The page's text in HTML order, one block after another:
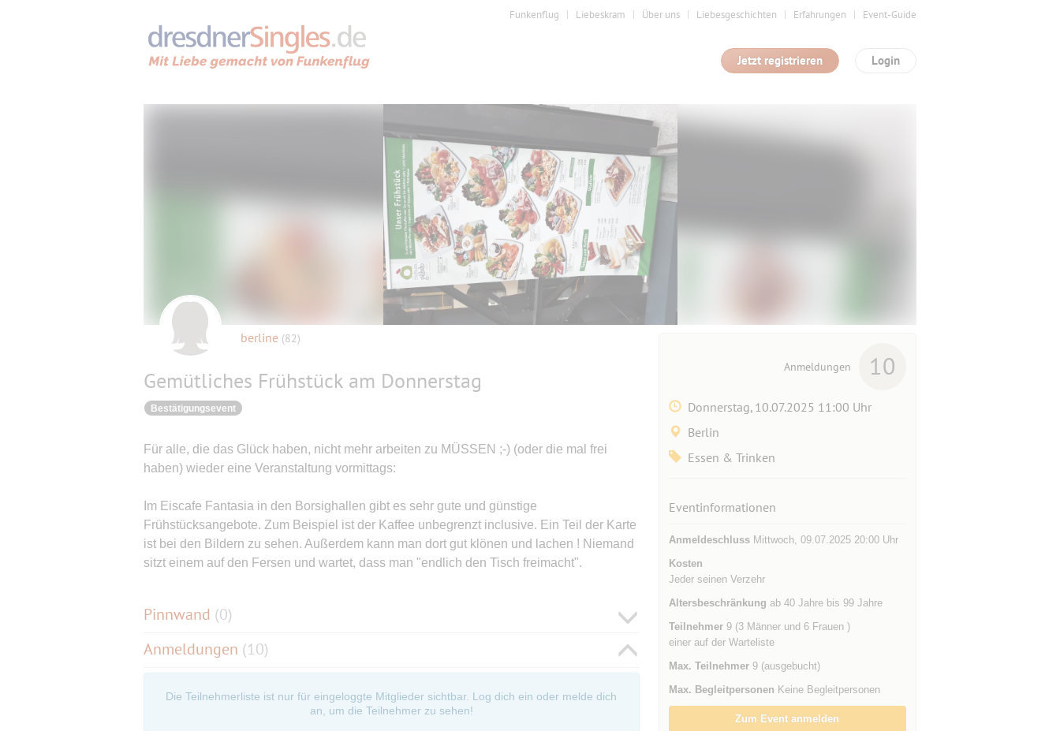
Funkenflug Liebeskram Über uns Liebesgeschichten Erfahrungen Event-Guide
Login
Jetzt registrieren
berline (82)
Gemütliches Frühstück am Donnerstag
Bestätigungsevent
Für alle, die das Glück haben, nicht mehr arbeiten zu MÜSSEN ;-) (oder die mal frei
haben) wieder eine Veranstaltung vormittags:
Im Eiscafe Fantasia in den Borsighallen gibt es sehr gute und günstige
Frühstücksangebote. Zum Beispiel ist der Kaffee unbegrenzt inclusive. Ein Teil der Karte
ist bei den Bildern zu sehen. Außerdem kann man dort gut klönen und lachen ! Niemand
sitzt einem auf den Fersen und wartet, dass man "endlich den Tisch freimacht".
Pinnwand (0)
Anmeldungen (10)
Die Teilnehmerliste ist nur für eingeloggte Mitglieder sichtbar. Log dich ein oder melde dich
an, um die Teilnehmer zu sehen!
Anmeldungen 10
Donnerstag, 10.07.2025 11:00 Uhr
Berlin
Essen & Trinken
Eventinformationen
AnmeldeschlussMittwoch, 09.07.2025 20:00 Uhr
Kosten
Jeder seinen Verzehr
Altersbeschränkung ab 40 Jahre bis 99 Jahre
Teilnehmer9 (3 Männer und 6 Frauen )
einer auf der Warteliste
Max. Teilnehmer9 (ausgebucht)
Max. Begleitpersonen Keine Begleitpersonen
Zum Event anmelden